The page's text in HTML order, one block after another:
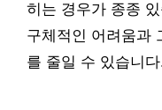
히는 경우가 종종
구체적인 어려움과
를 줄일 수 있습니